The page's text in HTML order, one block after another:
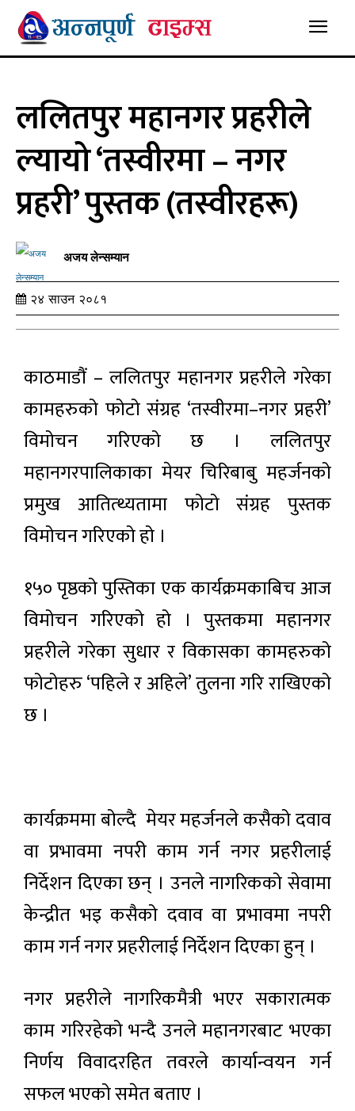
ललितपुर महानगर प्रहरीले
ल्यायो ‘तस्वीरमा – नगर
प्रहरी’ पुस्तक (तस्वीरहरू)
अजय लेन्सम्यान
२४ साउन २०८१
काठमाडौं – ललितपुर महानगर प्रहरीले गरेका
कामहरुको फोटो संग्रह ‘तस्वीरमा–नगर प्रहरी’
विमोचन गरिएको छ । ललितपुर
महानगरपालिकाका मेयर चिरिबाबु महर्जनको
प्रमुख आतित्थ्यतामा फोटो संग्रह पुस्तक
विमोचन गरिएको हो ।
१५० पृष्ठको पुस्तिका एक कार्यक्रमकाबिच आज
विमोचन गरिएको हो । पुस्तकमा महानगर
प्रहरीले गरेका सुधार र विकासका कामहरुको
फोटोहरु ‘पहिले र अहिले’ तुलना गरि राखिएको
छ ।
कार्यक्रममा बोल्दै मेयर महर्जनले कसैको दवाव
वा प्रभावमा नपरी काम गर्न नगर प्रहरीलाई
निर्देशन दिएका छन् । उनले नागरिकको सेवामा
केन्द्रीत भइ कसैको दवाव वा प्रभावमा नपरी
काम गर्न नगर प्रहरीलाई निर्देशन दिएका हुन् ।
नगर प्रहरीले नागरिकमैत्री भएर सकारात्मक
काम गरिरहेको भन्दै उनले महानगरबाट भएका
निर्णय विवादरहित तवरले कार्यान्वयन गर्न
सफल भएको समेत बताए ।